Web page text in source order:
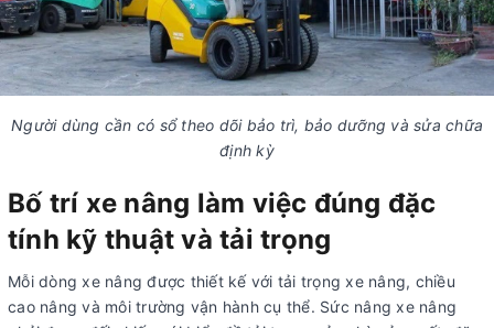
Người dùng cần có sổ theo dõi bảo trì, bảo dưỡng và sửa chữa
định kỳ
Bố trí xe nâng làm việc đúng đặc
tính kỹ thuật và tải trọng
Mỗi dòng xe nâng được thiết kế với tải trọng xe nâng, chiều
cao nâng và môi trường vận hành cụ thể. Sức nâng xe nâng